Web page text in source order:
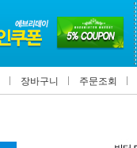
장바구니 주문조회